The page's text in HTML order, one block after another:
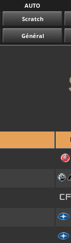
AUTO
Scratch
Général